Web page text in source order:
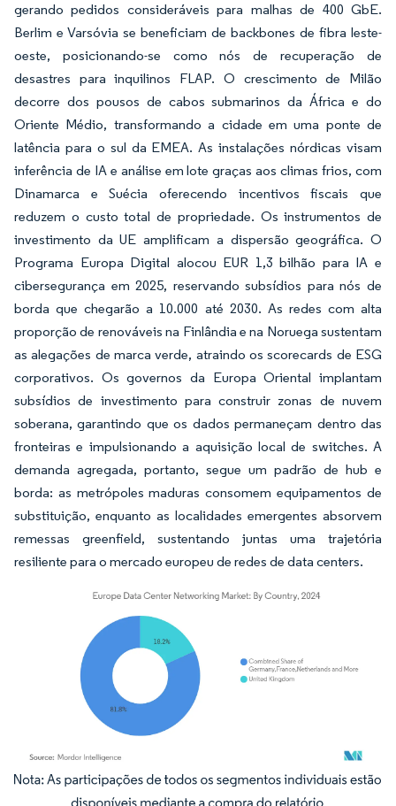
gerando pedidos consideráveis para malhas de 400 GbE.
Berlim e Varsóvia se beneficiam de backbones de fibra leste-
oeste, posicionando-se como nós de recuperação de
desastres para inquilinos FLAP. O crescimento de Milão
decorre dos pousos de cabos submarinos da África e do
Oriente Médio, transformando a cidade em uma ponte de
latência para o sul da EMEA. As instalações nórdicas visam
inferência de IA e análise em lote graças aos climas frios, com
Dinamarca e Suécia oferecendo incentivos fiscais que
reduzem o custo total de propriedade. Os instrumentos de
investimento da UE amplificam a dispersão geográfica. O
Programa Europa Digital alocou EUR 1,3 bilhão para IA e
cibersegurança em 2025, reservando subsídios para nós de
borda que chegarão a 10.000 até 2030. As redes com alta
proporção de renováveis na Finlândia e na Noruega sustentam
as alegações de marca verde, atraindo os scorecards de ESG
corporativos. Os governos da Europa Oriental implantam
subsídios de investimento para construir zonas de nuvem
soberana, garantindo que os dados permaneçam dentro das
fronteiras e impulsionando a aquisição local de switches. A
demanda agregada, portanto, segue um padrão de hub e
borda: as metrópoles maduras consomem equipamentos de
substituição, enquanto as localidades emergentes absorvem
remessas greenfield, sustentando juntas uma trajetória
resiliente para o mercado europeu de redes de data centers.
Imagem © Mordor Intelligence. O reuso requer atribuição conforme CC BY 4.0.